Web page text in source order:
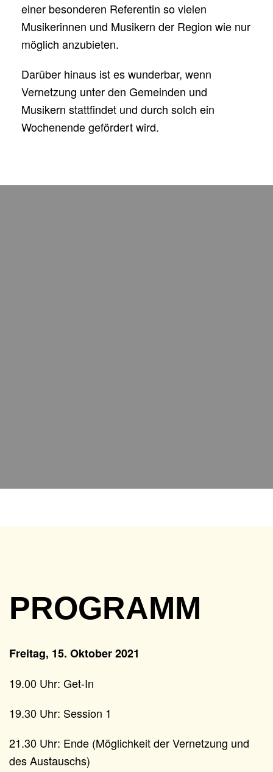
einer besonderen Referentin so vielen
Musikerinnen und Musikern der Region wie nur
möglich anzubieten.
Darüber hinaus ist es wunderbar, wenn
Vernetzung unter den Gemeinden und
Musikern stattfindet und durch solch ein
Wochenende gefördert wird.
PROGRAMM
Freitag, 15. Oktober 2021
19.00 Uhr: Get-In
19.30 Uhr: Session 1
21.30 Uhr: Ende (Möglichkeit der Vernetzung und
des Austauschs)